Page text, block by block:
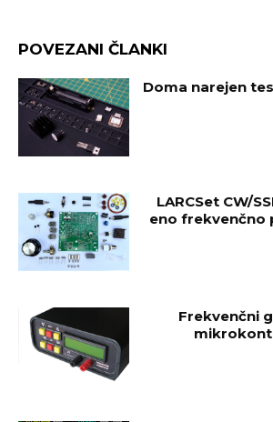
POVEZANI ČLANKI
Doma narejen
LARCSet CW/
eno frekvenčno
Frekvenčni